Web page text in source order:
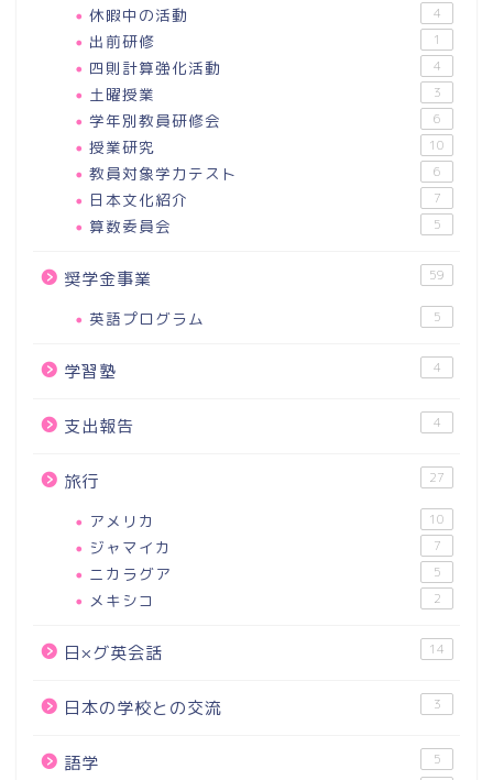
休暇中の活動 4
出前研修 1
四則計算強化活動 4
土曜授業 3
学年別教員研修会 6
授業研究 10
教員対象学力テスト 6
日本文化紹介 7
算数委員会 5
奨学金事業 59
英語プログラム 5
学習塾 4
支出報告 4
旅行 27
アメリカ 10
ジャマイカ 7
ニカラグア 5
メキシコ 2
日×グ英会話 14
日本の学校との交流 3
語学 5